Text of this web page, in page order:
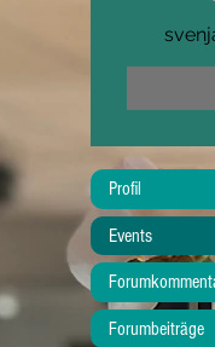
Profil
Events
Forumbeiträge